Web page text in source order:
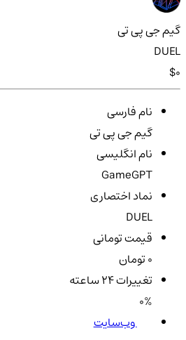
گیم جی پی تی
DUEL
$0
نام فارسی
گیم جی پی تی
نام انگلیسی
GameGPT
نماد اختصاری
DUEL
قیمت تومانی
0 تومان
تغییرات ۲۴ ساعته
0%
وب‌سایت